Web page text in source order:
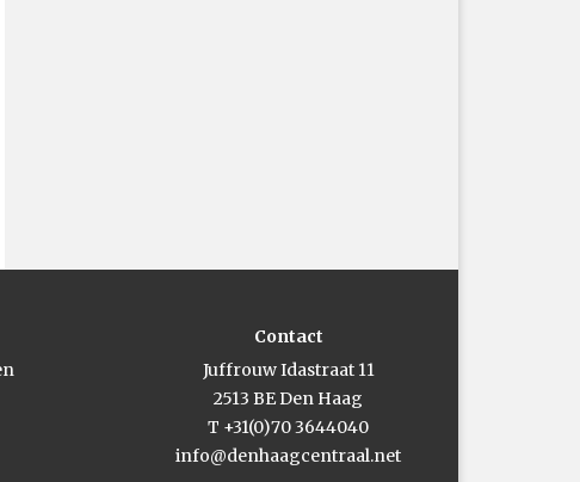
Contact
Juffrouw Idastraat 11
2513 BE Den Haag
T +31(0)70 3644040
info@denhaagcentraal.net